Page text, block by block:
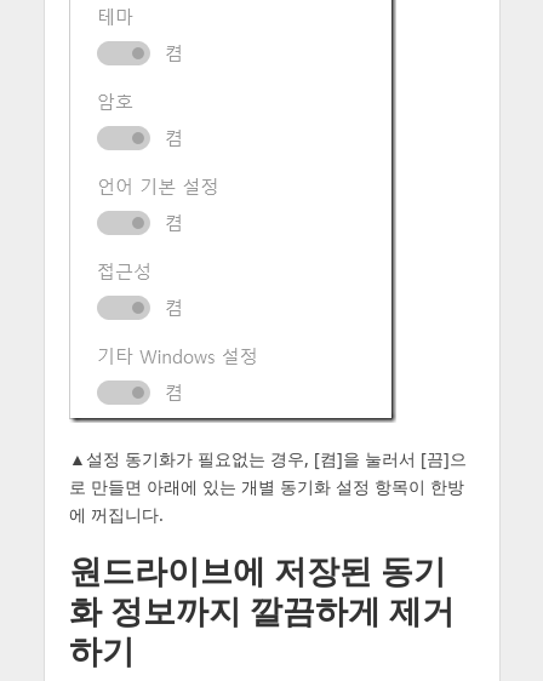
▲설정 동기화가 필요없는 경우, [켬]을 눌러서 [끔]으
로 만들면 아래에 있는 개별 동기화 설정 항목이 한방
에 꺼집니다.
원드라이브에 저장된 동기
화 정보까지 깔끔하게 제거
하기